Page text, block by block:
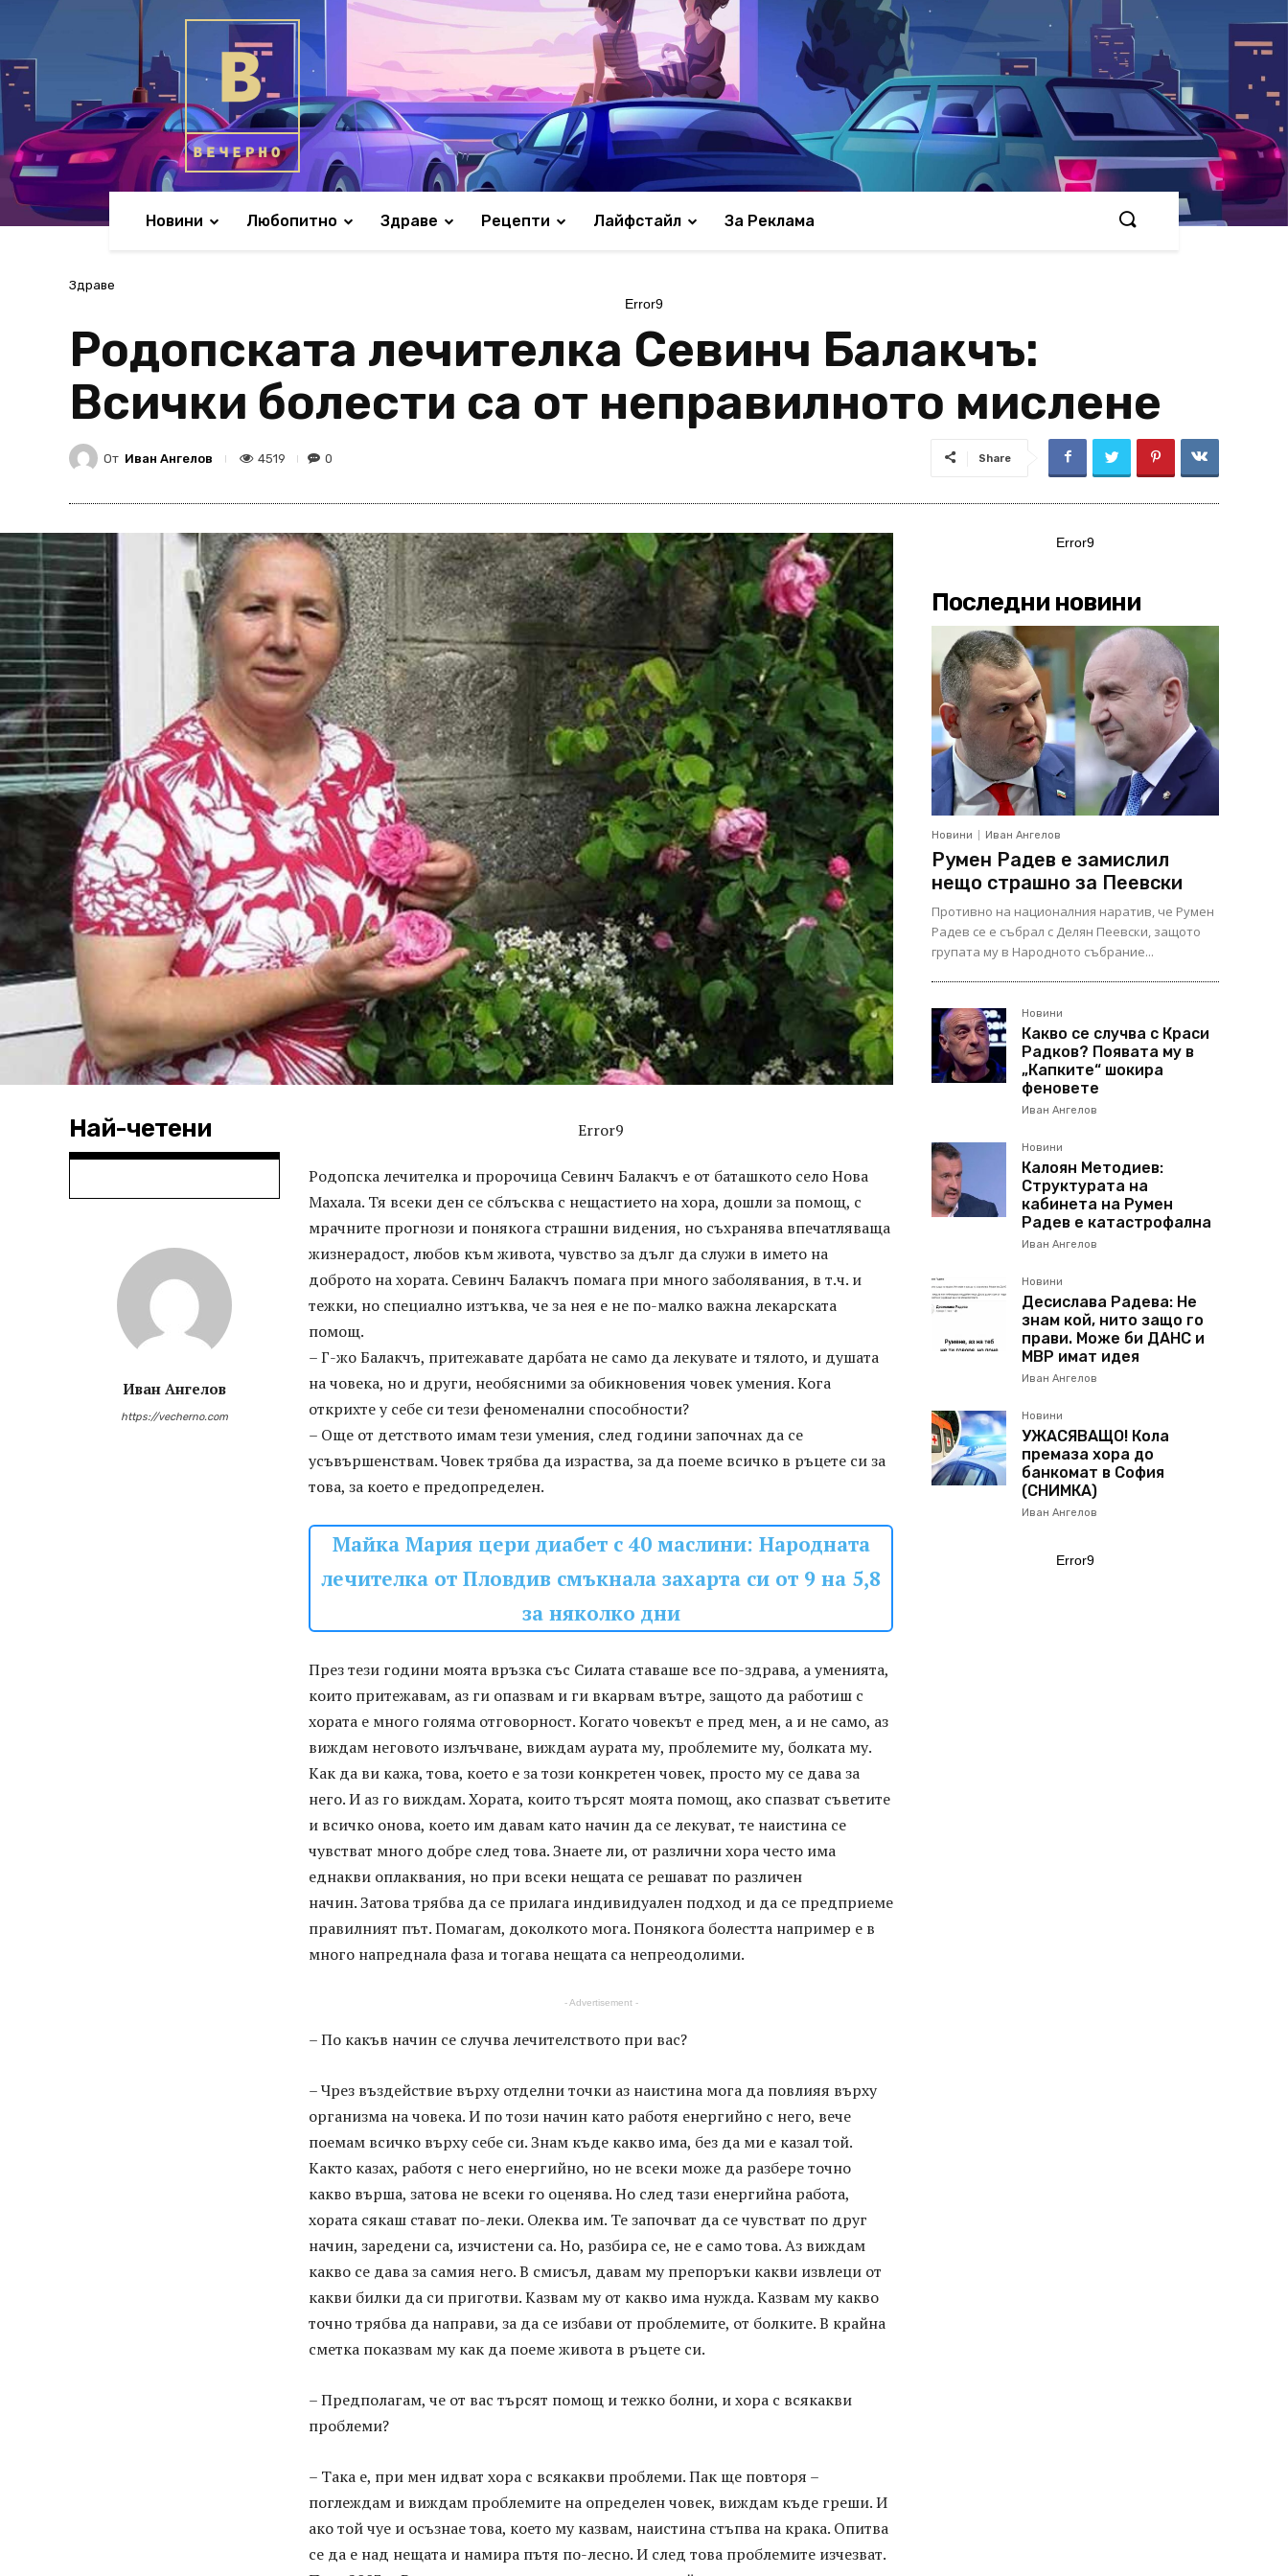
Новини Любопитно Здраве Рецепти Лайфстайл За Реклама
Здраве
Error9
Родопската лечителка Севинч Балакчъ:
Всички болести са от неправилното мислене
От Иван Ангелов 4519 0 Share
Най-четени
Иван Ангелов
https://vecherno.com
Error9
Родопска лечителка и пророчица Севинч Балакчъ е от баташкото село Нова
Махала. Тя всеки ден се сблъсква с нещастието на хора, дошли за помощ, с
мрачните прогнози и понякога страшни видения, но съхранява впечатляваща
жизнерадост, любов към живота, чувство за дълг да служи в името на
доброто на хората. Севинч Балакчъ помага при много заболявания, в т.ч. и
тежки, но специално изтъква, че за нея е не по-малко важна лекарската
помощ.
– Г-жо Балакчъ, притежавате дарбата не само да лекувате и тялото, и душата
на човека, но и други, необясними за обикновения човек умения. Кога
открихте у себе си тези феноменални способности?
– Още от детството имам тези умения, след години започнах да се
усъвършенствам. Човек трябва да израства, за да поеме всичко в ръцете си за
това, за което е предопределен.
Майка Мария цери диабет с 40 маслини: Народната
лечителка от Пловдив смъкнала захарта си от 9 на 5,8
за няколко дни
През тези години моята връзка със Силата ставаше все по-здрава, а уменията,
които притежавам, аз ги опазвам и ги вкарвам вътре, защото да работиш с
хората е много голяма отговорност. Когато човекът е пред мен, а и не само, аз
виждам неговото излъчване, виждам аурата му, проблемите му, болката му.
Как да ви кажа, това, което е за този конкретен човек, просто му се дава за
него. И аз го виждам. Хората, които търсят моята помощ, ако спазват съветите
и всичко онова, което им давам като начин да се лекуват, те наистина се
чувстват много добре след това. Знаете ли, от различни хора често има
еднакви оплаквания, но при всеки нещата се решават по различен
начин. Затова трябва да се прилага индивидуален подход и да се предприеме
правилният път. Помагам, доколкото мога. Понякога болестта например е в
много напреднала фаза и тогава нещата са непреодолими.
- Advertisement -
– По какъв начин се случва лечителството при вас?
– Чрез въздействие върху отделни точки аз наистина мога да повлияя върху
организма на човека. И по този начин като работя енергийно с него, вече
поемам всичко върху себе си. Знам къде какво има, без да ми е казал той.
Както казах, работя с него енергийно, но не всеки може да разбере точно
какво върша, затова не всеки го оценява. Но след тази енергийна работа,
хората сякаш стават по-леки. Олеква им. Те започват да се чувстват по друг
начин, заредени са, изчистени са. Но, разбира се, не е само това. Аз виждам
какво се дава за самия него. В смисъл, давам му препоръки какви извлеци от
какви билки да си приготви. Казвам му от какво има нужда. Казвам му какво
точно трябва да направи, за да се избави от проблемите, от болките. В крайна
сметка показвам му как да поеме живота в ръцете си.
– Предполагам, че от вас търсят помощ и тежко болни, и хора с всякакви
проблеми?
– Така е, при мен идват хора с всякакви проблеми. Пак ще повторя –
поглеждам и виждам проблемите на определен човек, виждам къде греши. И
ако той чуе и осъзнае това, което му казвам, наистина стъпва на крака. Опитва
се да е над нещата и намира пътя по-лесно. И след това проблемите изчезват.
Error9
Последни новини
Новини Иван Ангелов
Румен Радев е замислил
нещо страшно за Пеевски
Противно на националния наратив, че Румен
Радев се е събрал с Делян Пеевски, защото
групата му в Народното събрание...
Новини
Какво се случва с Краси
Радков? Появата му в
„Капките“ шокира
феновете
Иван Ангелов
Новини
Калоян Методиев:
Структурата на
кабинета на Румен
Радев е катастрофална
Иван Ангелов
Новини
Десислава Радева: Не
знам кой, нито защо го
прави. Може би ДАНС и
МВР имат идея
Иван Ангелов
Новини
УЖАСЯВАЩО! Кола
премаза хора до
банкомат в София
(СНИМКА)
Иван Ангелов
Error9